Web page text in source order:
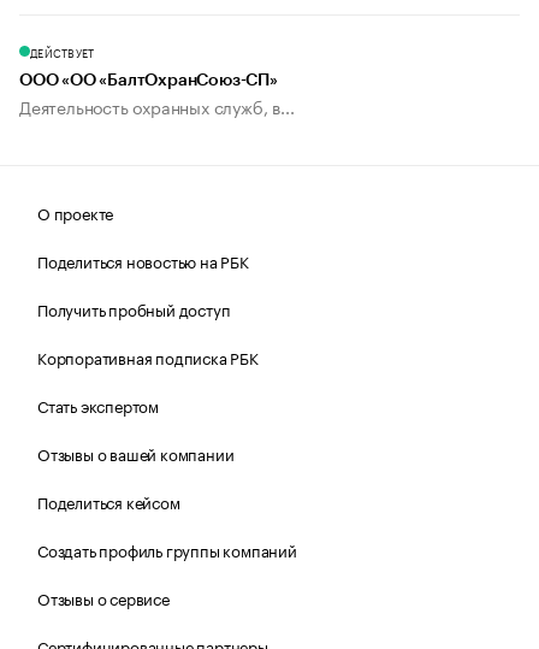
ДЕЙСТВУЕТ
ООО «ОО «БалтОхранСоюз-СП»
Деятельность охранных служб, в...
О проекте
Поделиться новостью на РБК
Получить пробный доступ
Корпоративная подписка РБК
Стать экспертом
Отзывы о вашей компании
Поделиться кейсом
Создать профиль группы компаний
Отзывы о сервисе